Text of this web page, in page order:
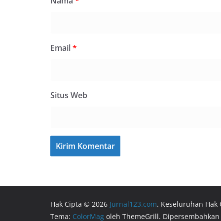
Email*
Situs Web
Hak Cipta © 2026 Jurnal123.com. Keseluruhan Hak
Tema: ColorMag oleh ThemeGrill. Dipersembahkan